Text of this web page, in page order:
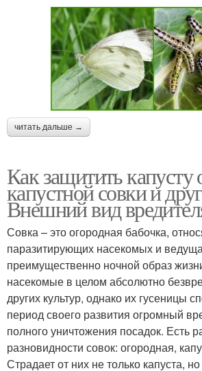
читать дальше →
Как защитить капусту
капустной совки и
Внешний вид
Совка – это огородная бабочка,
паразитирующих насекомых и
преимущественно ночной образ
насекомые в целом абсолютно
других культур, однако их гусеницы
период своего развития огромный
полного уничтожения посадок. Есть
разновидности совок: огородная,
Страдает от них не только капуста,